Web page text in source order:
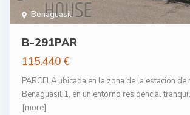
Benaguasil
B-291PAR
115.440 €
PARCELA ubicada en la zona de la estación de
Benaguasil 1, en un entorno residencial
[more]